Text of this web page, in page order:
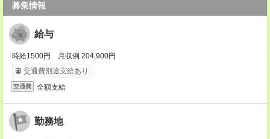
募集情報
給与
時給1500円 月収例 204,900円
交通費別途支給あり
交通費 全額支給
勤務地